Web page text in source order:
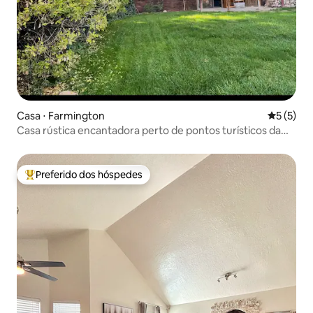
Casa ⋅ Farmington 5 de
5 (5)
Casa rústica encantadora perto de pontos turísticos da
Entre os melhores preferidos dos hóspedes
Preferido dos hóspedes